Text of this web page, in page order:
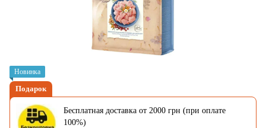
Новинка
Подарок
Бесплатная доставка от 2000 грн (при оплате
100%)